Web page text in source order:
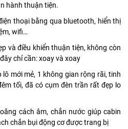
hành thuận tiện.
thoại bằng qua bluetooth, hiển thị
wifi…
và điều khiển thuận tiện, không còn
chỉ cần: xoay và xoay
mới mẻ, 1 không gian rộng rãi, tinh
tối, đã có cụm đèn trần rất đẹp lo
cách âm, chắn nước giúp cabin
chắn bụi động cơ được trang bị